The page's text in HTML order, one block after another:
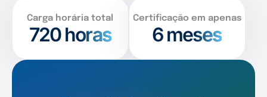
Carga horária total
720horas
Certificação em apenas
6 meses